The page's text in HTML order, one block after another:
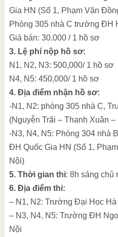
Gia HN (Số 1, Phạm Văn
Phòng 305 nhà C trường ĐH
Giá bán: 30.000 / 1 hồ sơ
3. Lệ phí nộp hồ sơ:
N1, N2, N3: 500,000/ 1 hồ sơ
N4, N5: 450,000/ 1 hồ sơ
4. Địa điểm nhận hồ sơ:
-N1, N2: phòng 305 nhà C,
(Nguyễn Trãi – Thanh Xuân –
-N3, N4, N5: Phòng 304 nhà
ĐH Quốc Gia HN (Số 1,
Nội)
5. Thời gian thi: 8h sáng chủ
6. Địa điểm thi:
– N1, N2: Trường Đại Học Hà
– N3, N4, N5: Trường ĐH
Nội